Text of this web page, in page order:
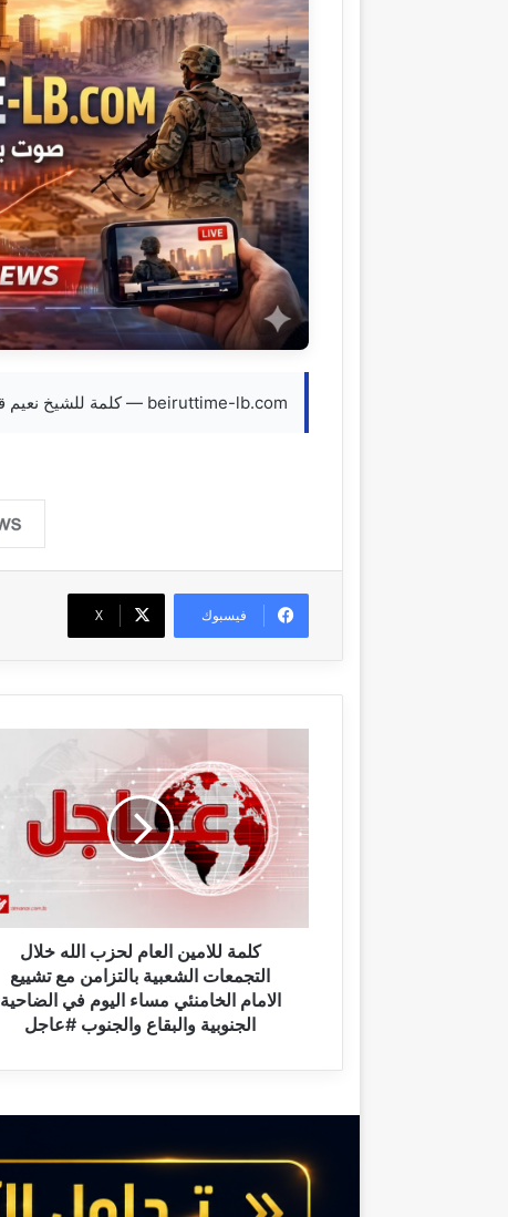
beiruttime-lb.com — كلمة للشيخ نعيم قاسم مساء اليوم عند الساعة 9:00
فيسبوك ‫X
م
ة
ل
ا
ي
م
ح
ب
ا
كلمة للامين العام لحزب الله خلال
التجمعات الشعبية بالتزامن مع تشييع
الامام الخامنئي مساء اليوم في الضاحية
الجنوبية والبقاع والجنوب #عاجل